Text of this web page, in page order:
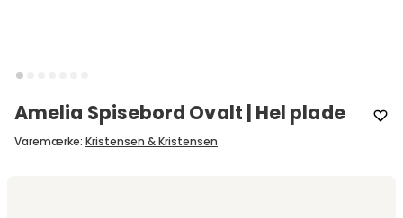
Amelia Spisebord Ovalt | Hel plade
Varemærke: Kristensen & Kristensen